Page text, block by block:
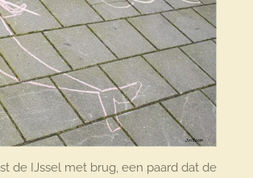
de IJssel met brug, een paard dat de